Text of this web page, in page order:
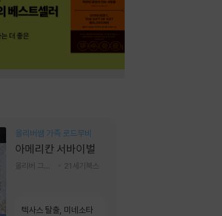
올리버쌤 가족 로드무비
아메리칸 서바이벌
21세기북스
텍사스 탈출, 미네소타